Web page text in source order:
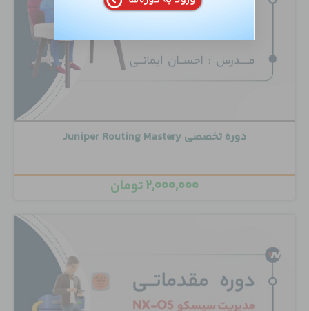
دوره تخصصی Juniper Routing Mastery
۲,۰۰۰,۰۰۰تومان